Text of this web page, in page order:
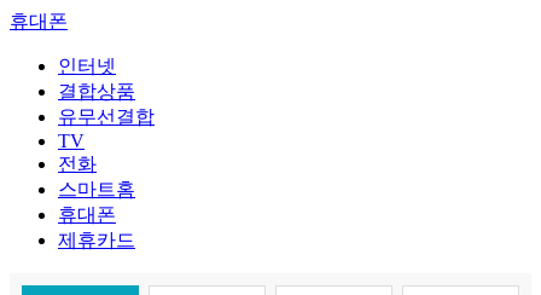
휴대폰
인터넷
결합상품
유무선결합
TV
전화
스마트홈
휴대폰
제휴카드